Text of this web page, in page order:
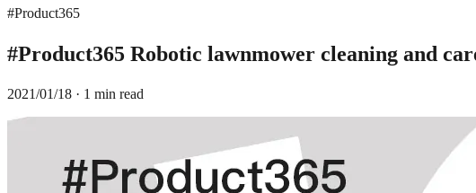
#Product365
#Product365 Robotic lawnmower cleaning and
2021/01/18 · 1 min read